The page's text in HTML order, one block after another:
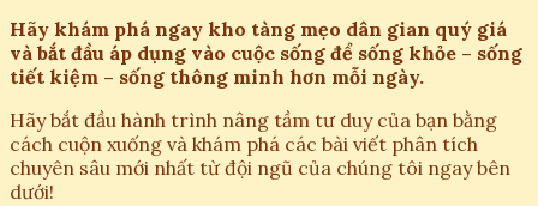
Hãy khám phá ngay kho tàng mẹo dân gian quý giá
và bắt đầu áp dụng vào cuộc sống để sống khỏe – sống
tiết kiệm – sống thông minh hơn mỗi ngày.
Hãy bắt đầu hành trình nâng tầm tư duy của bạn bằng
cách cuộn xuống và khám phá các bài viết phân tích
chuyên sâu mới nhất từ đội ngũ của chúng tôi ngay bên
dưới!